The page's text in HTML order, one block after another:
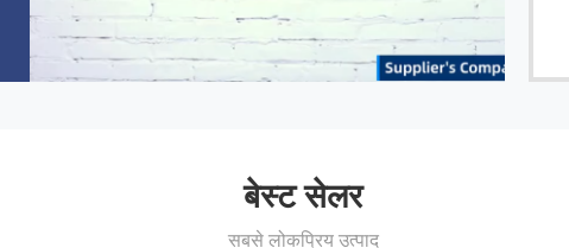
बेस्ट सेलर
सबसे लोकप्रिय उत्पाद